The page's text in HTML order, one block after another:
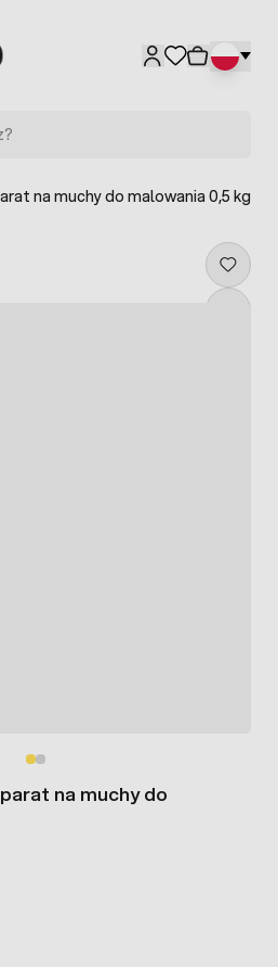
na muchy do malowania 0,5 kg
na muchy do